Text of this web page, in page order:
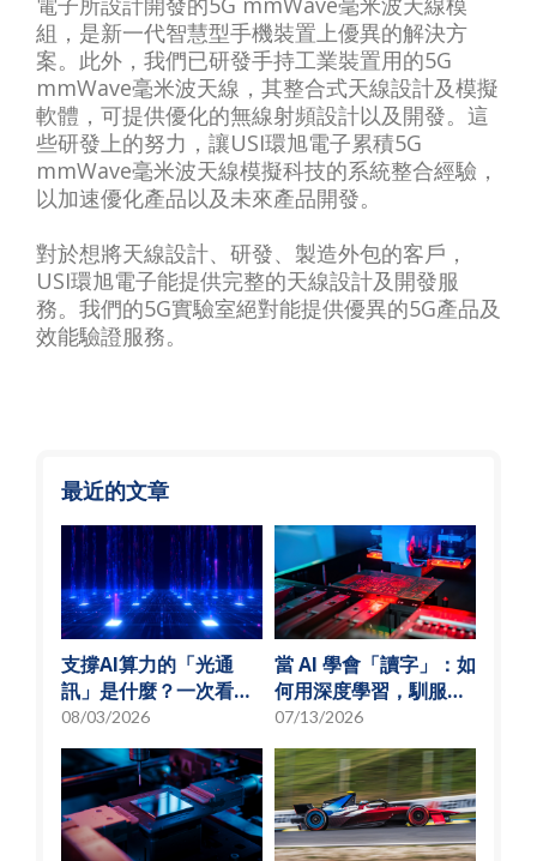
組，是新一代智慧型手機裝置上優異的解決方
案。此外，我們已研發手持工業裝置用的5G
mmWave毫米波天線，其整合式天線設計及模擬
軟體，可提供優化的無線射頻設計以及開發。這
些研發上的努力，讓USI環旭電子累積5G
mmWave毫米波天線模擬科技的系統整合經驗，
以加速優化產品以及未來產品開發。
對於想將天線設計、研發、製造外包的客戶，
USI環旭電子能提供完整的天線設計及開發服
務。我們的5G實驗室絕對能提供優異的5G產品及
效能驗證服務。
最近的文章
支撐AI算力的「光通
訊」是什麼？一次看懂
矽光子與光通訊模組發
展趨勢
08/03/2026
當 AI 學會「讀字」：如
何用深度學習，馴服
SMT 產線的誤報風暴
07/13/2026